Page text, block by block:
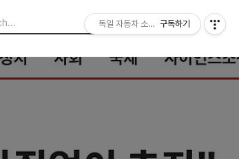
독일 자동차 소프트웨어 개발자
구독하기